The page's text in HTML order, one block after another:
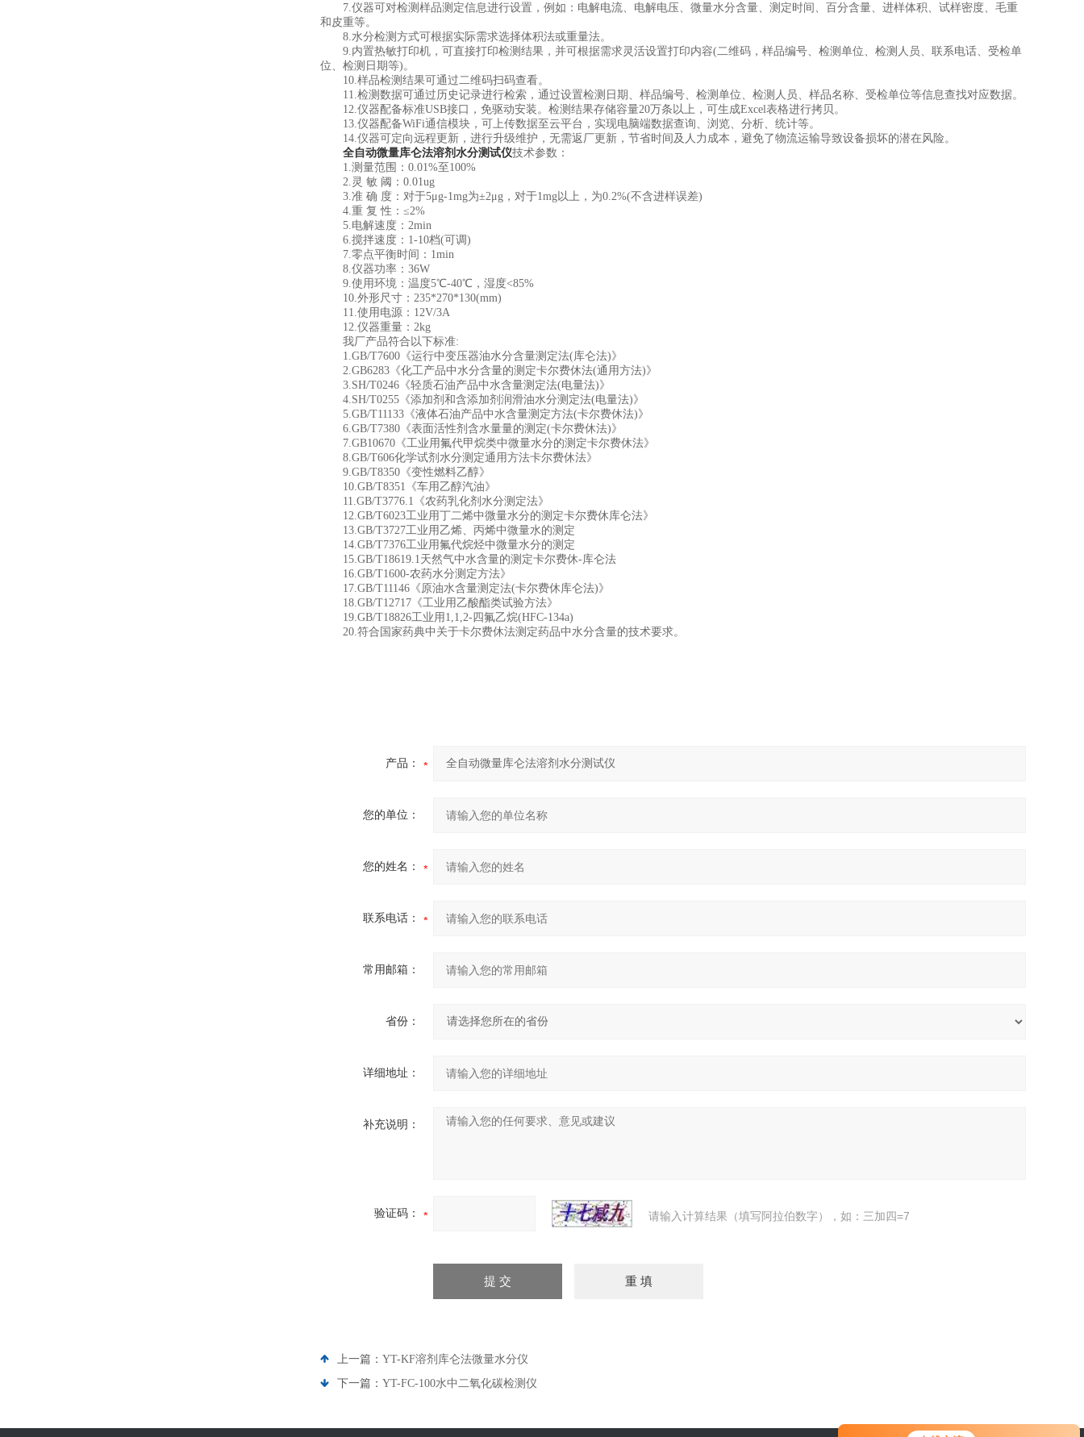
7.仪器可对检测样品测定信息进行设置，例如：电解电流、电解电压、微量水分含量、测定时间、百分含量、进样体积、试样密度、毛重
和皮重等。
8.水分检测方式可根据实际需求选择体积法或重量法。
9.内置热敏打印机，可直接打印检测结果，并可根据需求灵活设置打印内容(二维码，样品编号、检测单位、检测人员、联系电话、受检单
位、检测日期等)。
10.样品检测结果可通过二维码扫码查看。
11.检测数据可通过历史记录进行检索，通过设置检测日期、样品编号、检测单位、检测人员、样品名称、受检单位等信息查找对应数据。
12.仪器配备标准USB接口，免驱动安装。检测结果存储容量20万条以上，可生成Excel表格进行拷贝。
13.仪器配备WiFi通信模块，可上传数据至云平台，实现电脑端数据查询、浏览、分析、统计等。
14.仪器可定向远程更新，进行升级维护，无需返厂更新，节省时间及人力成本，避免了物流运输导致设备损坏的潜在风险。
全自动微量库仑法溶剂水分测试仪技术参数：
1.测量范围：0.01%至100%
2.灵 敏 阈：0.01ug
3.准 确 度：对于5μg-1mg为±2μg，对于1mg以上，为0.2%(不含进样误差)
4.重 复 性：≤2%
5.电解速度：2min
6.搅拌速度：1-10档(可调)
7.零点平衡时间：1min
8.仪器功率：36W
9.使用环境：温度5℃-40℃，湿度<85%
10.外形尺寸：235*270*130(mm)
11.使用电源：12V/3A
12.仪器重量：2kg
我厂产品符合以下标准:
1.GB/T7600《运行中变压器油水分含量测定法(库仑法)》
2.GB6283《化工产品中水分含量的测定卡尔费休法(通用方法)》
3.SH/T0246《轻质石油产品中水含量测定法(电量法)》
4.SH/T0255《添加剂和含添加剂润滑油水分测定法(电量法)》
5.GB/T11133《液体石油产品中水含量测定方法(卡尔费休法)》
6.GB/T7380《表面活性剂含水量量的测定(卡尔费休法)》
7.GB10670《工业用氟代甲烷类中微量水分的测定卡尔费休法》
8.GB/T606化学试剂水分测定通用方法卡尔费休法》
9.GB/T8350《变性燃料乙醇》
10.GB/T8351《车用乙醇汽油》
11.GB/T3776.1《农药乳化剂水分测定法》
12.GB/T6023工业用丁二烯中微量水分的测定卡尔费休库仑法》
13.GB/T3727工业用乙烯、丙烯中微量水的测定
14.GB/T7376工业用氟代烷烃中微量水分的测定
15.GB/T18619.1天然气中水含量的测定卡尔费休-库仑法
16.GB/T1600-农药水分测定方法》
17.GB/T11146《原油水含量测定法(卡尔费休库仑法)》
18.GB/T12717《工业用乙酸酯类试验方法》
19.GB/T18826工业用1,1,2-四氟乙烷(HFC-134a)
20.符合国家药典中关于卡尔费休法测定药品中水分含量的技术要求。
产品：
您的单位：
您的姓名：
联系电话：
常用邮箱：
省份：
详细地址：
补充说明：
验证码： 请输入计算结果（填写阿拉伯数字），如：三加四=7
上一篇： YT-KF溶剂库仑法微量水分仪
下一篇： YT-FC-100水中二氧化碳检测仪